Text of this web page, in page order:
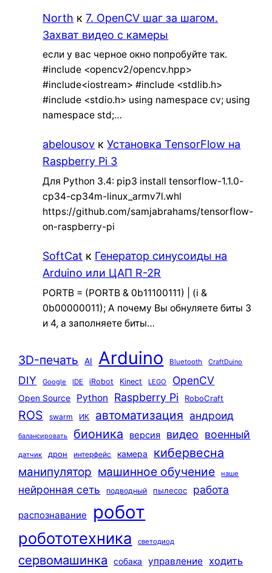
North к7. OpenCV шаг за шагом.
Захват видео с камеры
если у вас черное окно попробуйте так.
#include <opencv2/opencv.hpp>
#include<iostream> #include <stdlib.h>
#include <stdio.h> using namespace cv; using
namespace std;…
abelousov кУстановка TensorFlow на
Raspberry Pi 3
Для Python 3.4: pip3 install tensorflow-1.1.0-
cp34-cp34m-linux_armv7l.whl
https://github.com/samjabrahams/tensorflow-
on-raspberry-pi
SoftCat к Генератор синусоиды на
Arduino или ЦАП R-2R
PORTB = (PORTB & 0b11100111) | (i &
0b00000011); А почему Вы обнуляете биты 3
и 4, а заполняете биты…
3D-печать AI Arduino Bluetooth CraftDuino
DIY Google IDE iRobot Kinect LEGO OpenCV
Open Source Python Raspberry Pi RoboCraft
ROS swarm ИК автоматизация андроид
балансировать бионика версия видео военный
датчик дрон интерфейс камера кибервесна
манипулятор машинное обучение наше
нейронная сеть подводный пылесос работа
распознавание робот
робототехника светодиод
сервомашинка собака управление ходить